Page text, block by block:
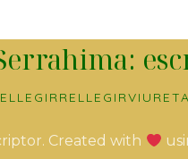
LLEGIRRELLEGIRVIURE
Created with